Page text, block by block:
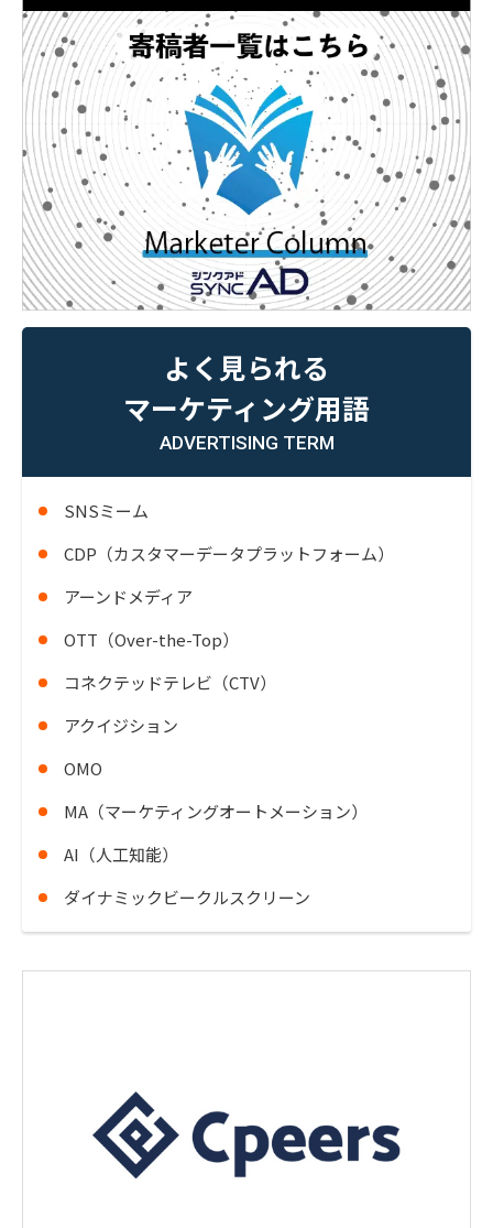
よく見られる
マーケティング用語
ADVERTISING TERM
SNSミーム
CDP（カスタマーデータプラットフォーム）
アーンドメディア
OTT（Over-the-Top）
コネクテッドテレビ（CTV）
アクイジション
OMO
MA（マーケティングオートメーション）
AI（人工知能）
ダイナミックビークルスクリーン